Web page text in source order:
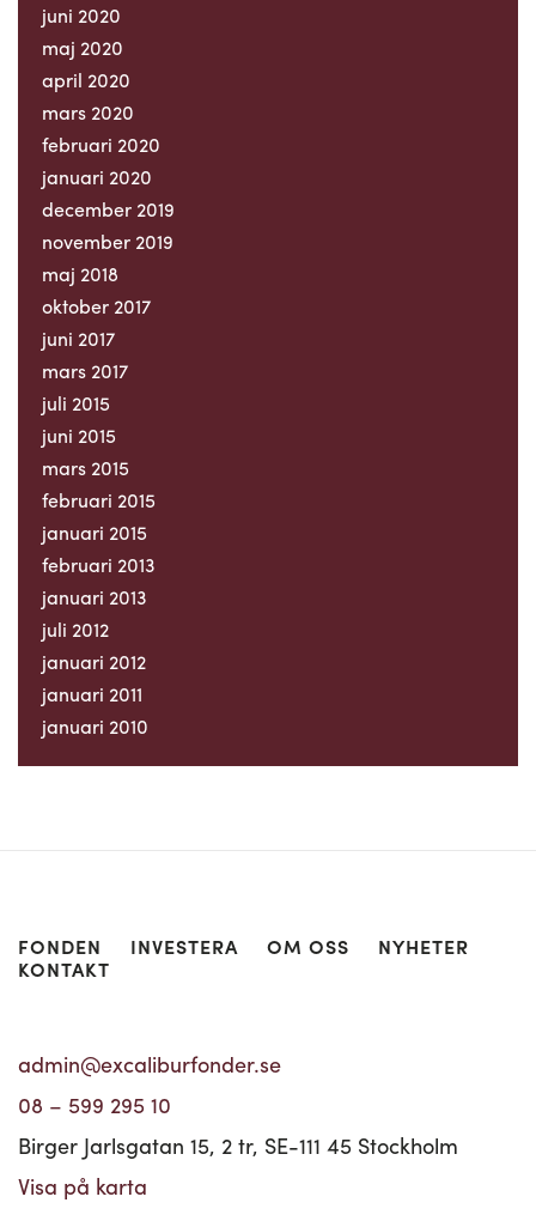
juni 2020
maj 2020
april 2020
mars 2020
februari 2020
januari 2020
december 2019
november 2019
maj 2018
oktober 2017
juni 2017
mars 2017
juli 2015
juni 2015
mars 2015
februari 2015
januari 2015
februari 2013
januari 2013
juli 2012
januari 2012
januari 2011
januari 2010
FONDEN INVESTERA OM OSS
NYHETER
KONTAKT
admin@excaliburfonder.se
08 – 599 295 10
Birger Jarlsgatan 15, 2 tr, SE-111 45 Stockholm
Visa på karta